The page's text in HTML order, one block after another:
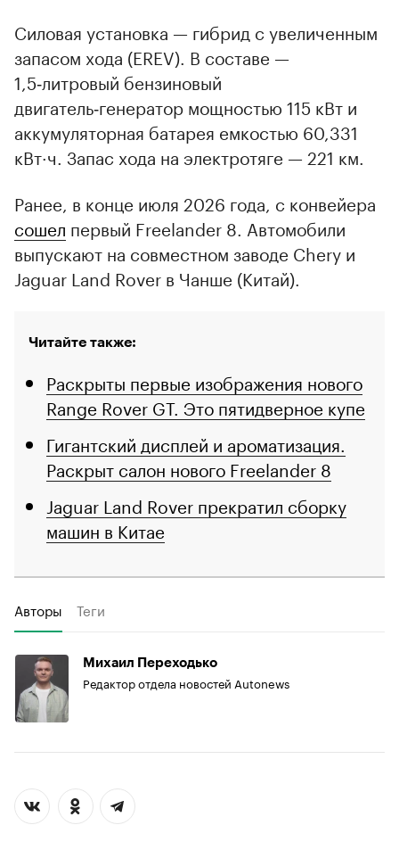
Силовая установка — гибрид с увеличенным
запасом хода (EREV). В составе —
1,5‑литровый бензиновый
двигатель‑генератор мощностью 115 кВт и
аккумуляторная батарея емкостью 60,331
кВт·ч. Запас хода на электротяге — 221 км.
Ранее, в конце июля 2026 года, с конвейера
сошел первый Freelander 8. Автомобили
выпускают на совместном заводе Chery и
Jaguar Land Rover в Чанше (Китай).
Читайте также:
Раскрыты первые изображения нового
Range Rover GT. Это пятидверное купе
Гигантский дисплей и ароматизация.
Раскрыт салон нового Freelander 8
Jaguar Land Rover прекратил сборку
машин в Китае
Авторы Теги
Михаил Переходько
Редактор отдела новостей Autonews